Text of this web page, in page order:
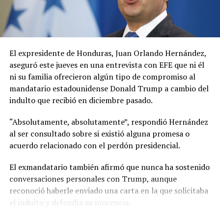
fuerzas de seguridad y dar tiempo a los ocupantes para
ocultar evidencias o deshacerse de drogas a través de
sistemas de drenaje.
El jefe policial indicó que en diversas requisas realizadas
dentro de cárceles del país se han encontrado teléfonos
celulares con aplicaciones que permitían acceder de
forma remota a las cámaras instaladas en el exterior.
adquiridos en establecimientos comerciales
especializados en tecnología y posteriormente
adaptados para actividades de vigilancia criminal.
De acuerdo con la PNC, el objetivo de estas acciones era
mantener el control territorial en colonias y barrios de
la Zona 18, una de las áreas históricamente afectadas
por la presencia de pandillas en la capital guatemalteca.
El expresidente deHonduras, Juan Orlando Hernández,
aseguró este jueves en una entrevista con EFE que ni él
ni su familia ofrecieron algún tipo de compromiso al
mandatario estadounidenseDonald Trump a cambio del
indulto que recibió en diciembre pasado.
“Absolutamente, absolutamente”, respondió Hernández
al ser consultado sobre si existió alguna promesa o
acuerdo relacionado con el perdón presidencial.
El exmandatario también afirmó que nunca ha sostenido
conversaciones personales con Trump, aunque
reconoció haberle enviado una carta en la que solicitaba
el indulto y defendía su inocencia.